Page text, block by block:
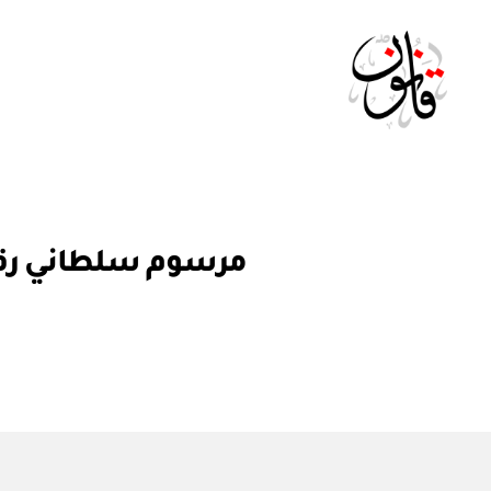
التصنيفاتمرسوم سلطاني رقم ٧٣ / ٢٠٠١ بتعديل بعض أحكام قانون